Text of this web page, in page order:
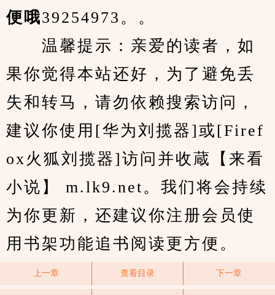
便哦39254973。。
温馨提示：亲爱的读者，如
果你觉得本站还好，为了避免丢
失和转马，请勿依赖搜索访问，
建议你使用[华为刘揽器]或[Firef
ox火狐刘揽器]访问并收蔵【来看
小说】 m.lk9.net。我们将会持续
为你更新，还建议你注册会员使
用书架功能追书阅读更方便。
上一章 查看目录 下一章